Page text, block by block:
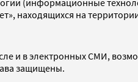
находящихся на
и в электронных СМИ,
защищены.